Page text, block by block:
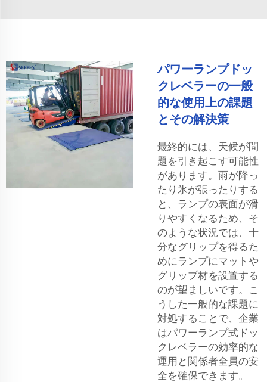
パワーランプドッ
クレベラーの一般
的な使用上の課題
とその解決策
最終的には、天候が問
題を引き起こす可能性
があります。雨が降っ
たり氷が張ったりする
と、ランプの表面が滑
りやすくなるため、そ
のような状況では、十
分なグリップを得るた
めにランプにマットや
グリップ材を設置する
のが望ましいです。こ
うした一般的な課題に
対処することで、企業
はパワーランプ式ドッ
クレベラーの効率的な
運用と関係者全員の安
全を確保できます。